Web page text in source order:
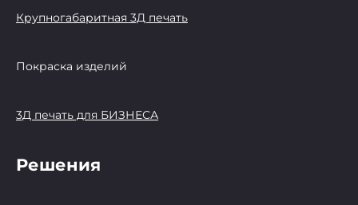
Крупногабаритная 3Д печать
Покраска изделий
3Д печать для БИЗНЕСА
Решения